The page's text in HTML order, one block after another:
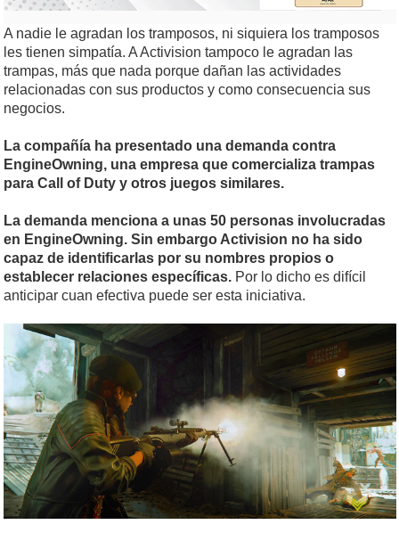
A nadie le agradan los tramposos, ni siquiera los tramposos
les tienen simpatía. A Activision tampoco le agradan las
trampas, más que nada porque dañan las actividades
relacionadas con sus productos y como consecuencia sus
negocios.
La compañía ha presentado una demanda contra
EngineOwning, una empresa que comercializa trampas
para Call of Duty y otros juegos similares.
La demanda menciona a unas 50 personas involucradas
en EngineOwning. Sin embargo Activision no ha sido
capaz de identificarlas por su nombres propios o
establecer relaciones específicas. Por lo dicho es difícil
anticipar cuan efectiva puede ser esta iniciativa.